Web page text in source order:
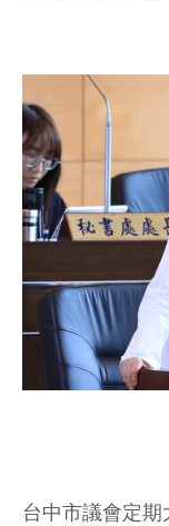
台中市議會定期